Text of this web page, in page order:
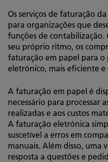
Os serviços de faturação
para organizações que
funções de contabilização.
seu próprio ritmo, os
faturação em papel para o
eletrónico, mais eficiente e
A faturação em papel é
necessário para processar
realizadas e aos custos
A faturação eletrónica
suscetível a erros em
manuais. Além disso, uma
resposta a questões e